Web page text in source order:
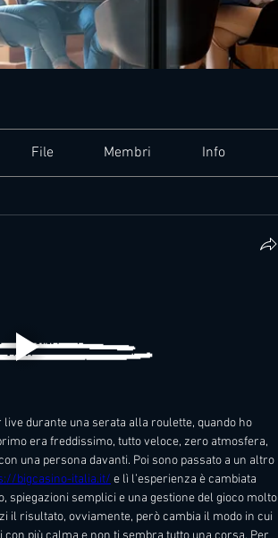
File Membri Info
durante una serata alla roulette, quando ho
era freddissimo, tutto veloce, zero atmosfera,
una persona davanti. Poi sono passato a un altro
bigcasino-italia.it/ e lì l’esperienza è cambiata
semplici e una gestione del gioco molto
il risultato, ovviamente, però cambia il modo in cui